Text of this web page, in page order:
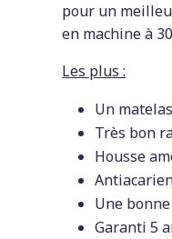
pour un
en machine à
Les plus :
Un
Très bon
Housse
Une
Garanti 5